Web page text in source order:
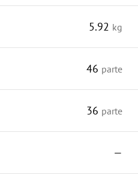
5.92 kg
46 parte
36 parte
—